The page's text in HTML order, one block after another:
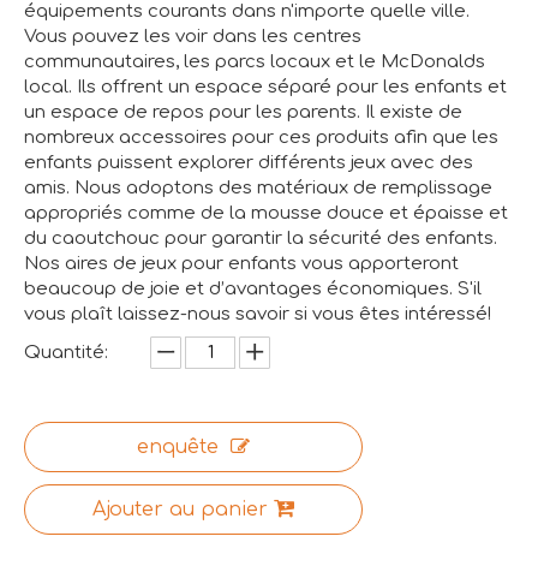
équipements courants dans n'importe quelle ville.
Vous pouvez les voir dans les centres
communautaires, les parcs locaux et le McDonalds
local. Ils offrent un espace séparé pour les enfants et
un espace de repos pour les parents. Il existe de
nombreux accessoires pour ces produits afin que les
enfants puissent explorer différents jeux avec des
amis. Nous adoptons des matériaux de remplissage
appropriés comme de la mousse douce et épaisse et
du caoutchouc pour garantir la sécurité des enfants.
Nos aires de jeux pour enfants vous apporteront
beaucoup de joie et d’avantages économiques. S'il
vous plaît laissez-nous savoir si vous êtes intéressé!
Quantité:
enquête
Ajouter au panier